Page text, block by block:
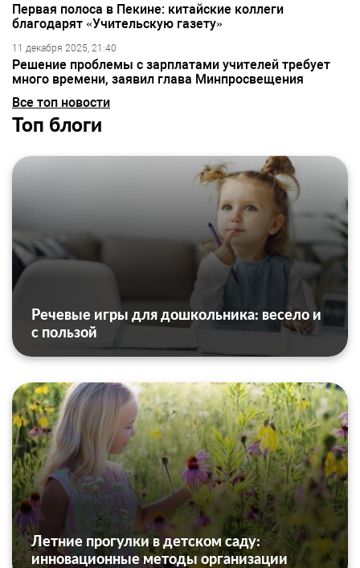
Первая полоса в Пекине: китайские коллеги
благодарят «Учительскую газету»
11 декабря 2025, 21:40
Решение проблемы с зарплатами учителей требует
много времени, заявил глава Минпросвещения
Все топ новости
Топ блоги
Речевые игры для дошкольника: весело и
с пользой
Летние прогулки в детском саду:
инновационные методы организации